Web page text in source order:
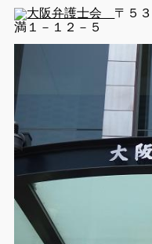
大阪弁護士会 〒５
満１－１２－５